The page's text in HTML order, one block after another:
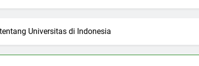
Universitas di Indonesia